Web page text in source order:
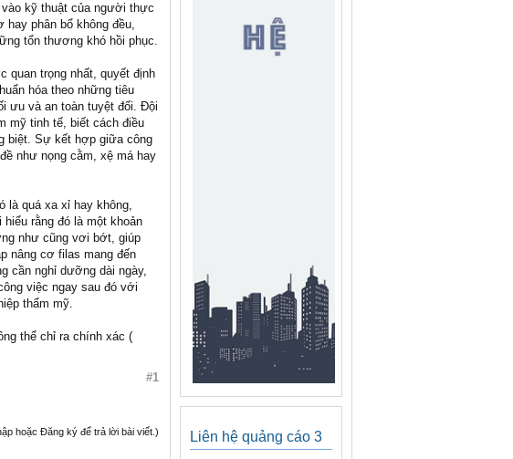
kỹ thuật của người thực
phân bổ không đều,
tổn thương khó hồi phục.
quan trọng nhất, quyết định
hóa theo những tiêu
ưu và an toàn tuyệt đối. Đội
mỹ tinh tế, biết cách điều
biệt. Sự kết hợp giữa công
như nọng cằm, xệ má hay
là quá xa xỉ hay không,
rằng đó là một khoản
như cũng vơi bớt, giúp
nâng cơ filas mang đến
cần nghỉ dưỡng dài ngày,
việc ngay sau đó với
thẩm mỹ.
thể chỉ ra chính xác (
#1
hoặc Đăng ký để trả lời bài viết.) Liên hệ quảng cáo 3